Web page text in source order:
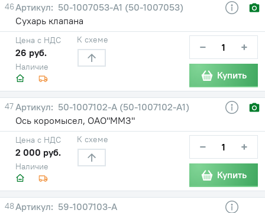
46
50-1007053-А1 (50-1007053)
Сухарь клапана
Наличие
Цена с НДС
26 руб.
К схеме − +
Купить
47
50-1007102-А (50-1007102-А1)
Ось коромысел, ОАО"ММЗ"
Наличие
Цена с НДС
2 000 руб.
К схеме − +
Купить
48
59-1007103-А